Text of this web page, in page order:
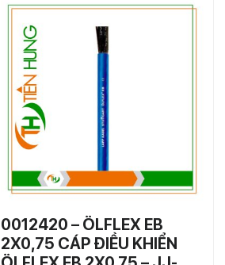
0012420 – ÖLFLEX EB
2X0,75 CÁP ĐIỀU KHIỂN